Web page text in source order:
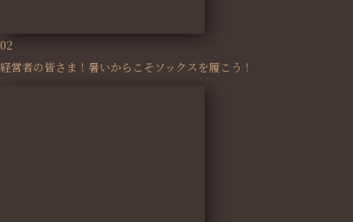
02
経営者の皆さま！暑いからこそソックスを履こう！